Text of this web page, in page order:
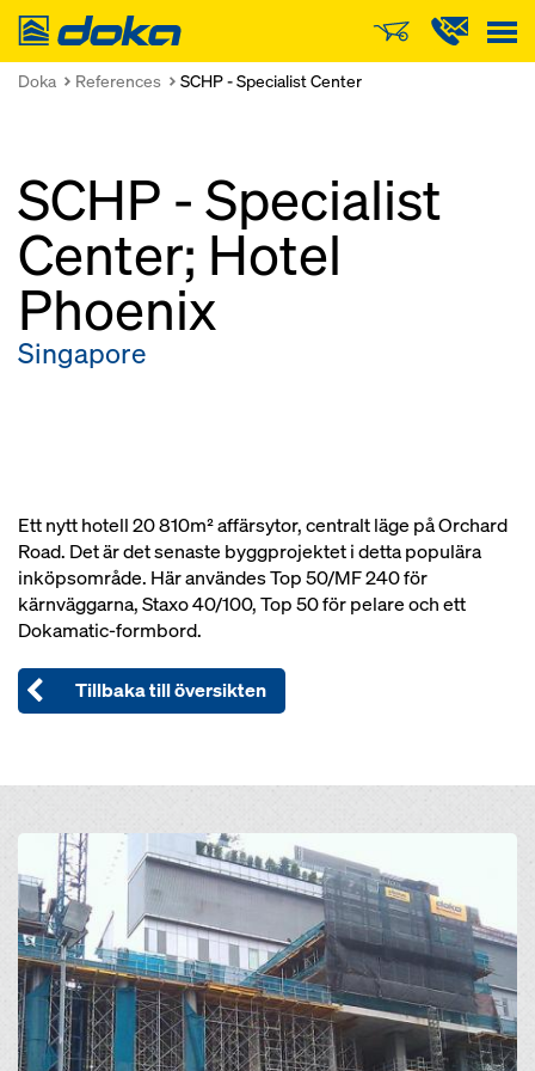
Doka
Doka References SCHP - Specialist Center
SCHP - Specialist
Center; Hotel
Phoenix
Singapore
Ett nytt hotell 20 810m² affärsytor, centralt läge på Orchard
Road. Det är det senaste byggprojektet i detta populära
inköpsområde. Här användes Top 50/MF 240 för
kärnväggarna, Staxo 40/100, Top 50 för pelare och ett
Dokamatic-formbord.
Tillbaka till översikten